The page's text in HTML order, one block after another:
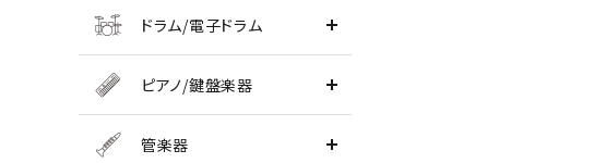
ドラム/電子ドラム
ピアノ/鍵盤楽器
管楽器